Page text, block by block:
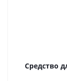
Средство